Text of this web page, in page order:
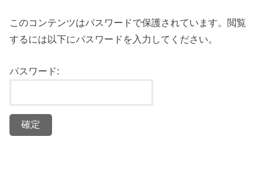
このコンテンツはパスワードで保護されています。閲覧
するには以下にパスワードを入力してください。
パスワード: